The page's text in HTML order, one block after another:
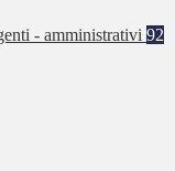
- amministrativi 92